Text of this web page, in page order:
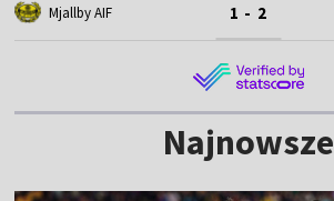
Mjallby AIF 1 - 2
Najnowsze